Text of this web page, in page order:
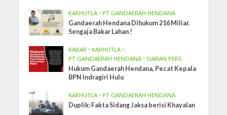
KARHUTLA • PT GANDAERAH HENDANA
Gandaerah Hendana Dihukum 216 Miliar.
Sengaja Bakar Lahan !
KABAR • KARHUTLA •
PT GANDAERAH HENDANA • SIARAN PERS
Hukum Gandaerah Hendana, Pecat Kepala
BPN Indragiri Hulu
KARHUTLA • PT GANDAERAH HENDANA
Duplik: Fakta Sidang Jaksa berisi Khayalan